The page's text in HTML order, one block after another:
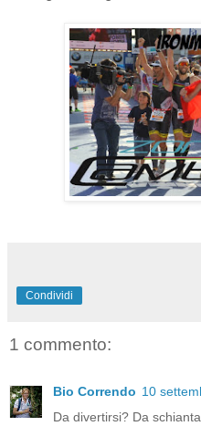
Condividi
1 commento:
Bio Correndo 10
Da divertirsi? Da